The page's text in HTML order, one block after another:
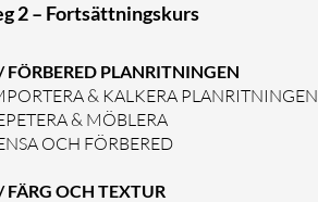
2– Fortsättningskurs
FÖRBERED PLANRITNINGEN
& KALKERA PLANRITNINGEN
& MÖBLERA
OCH FÖRBERED
FÄRG OCH TEXTUR​